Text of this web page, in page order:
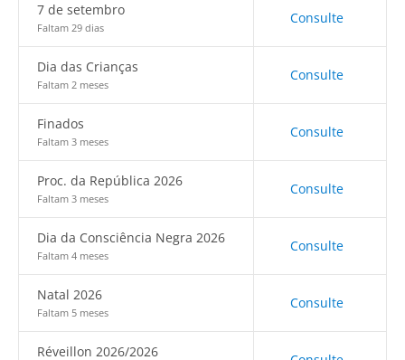
7 de setembro
Faltam 29 dias
Consulte
Dia das Crianças
Faltam 2 meses
Consulte
Finados
Faltam 3 meses
Consulte
Proc. da República 2026
Faltam 3 meses
Consulte
Dia da Consciência Negra 2026
Faltam 4 meses
Consulte
Natal 2026
Faltam 5 meses
Consulte
Réveillon 2026/2026